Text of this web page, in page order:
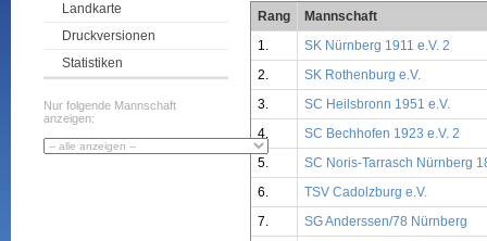
Landkarte
Druckversionen
Statistiken
Nur folgende Mannschaft
anzeigen:
Rang
Mannschaft
1.
SK Nürnberg 1911 e.V. 2
2.
SK Rothenburg e.V.
3.
SC Heilsbronn 1951 e.V.
4.
SC Bechhofen 1923 e.V. 2
5.
SC Noris-Tarrasch Nürnberg
6.
TSV Cadolzburg e.V.
7.
SG Anderssen/78 Nürnberg